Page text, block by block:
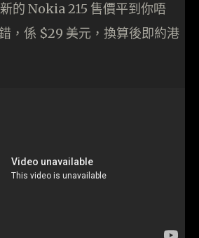
的 Nokia 215 售價平到你唔
，係 $29 美元，換算後即約港